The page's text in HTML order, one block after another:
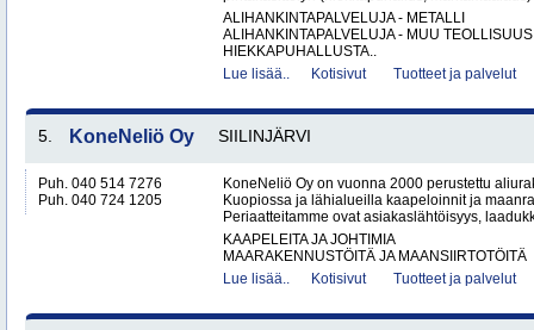
ALIHANKINTAPALVELUJA - METALLI
ALIHANKINTAPALVELUJA - MUU TEOLLISUUS
HIEKKAPUHALLUSTA..
Lue lisää..
Kotisivut Tuotteet ja palvelut
5. KoneNeliö Oy SIILINJÄRVI
Puh. 040 514 7276
Puh. 040 724 1205
KoneNeliö Oy on vuonna 2000 perustettu
Kuopiossa ja lähialueilla kaapeloinnit ja
Periaatteitamme ovat asiakaslähtöisyys,
KAAPELEITA JA JOHTIMIA
MAARAKENNUSTÖITÄ JA MAANSIIRTOTÖITÄ
Lue lisää..
Kotisivut Tuotteet ja palvelut